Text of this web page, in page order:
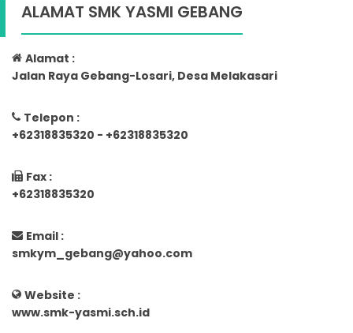
ALAMAT SMK YASMI GEBANG
Alamat :
Jalan Raya Gebang-Losari, Desa Melakasari
Telepon :
+62318835320 - +62318835320
Fax :
+62318835320
Email :
smkym_gebang@yahoo.com
Website :
www.smk-yasmi.sch.id